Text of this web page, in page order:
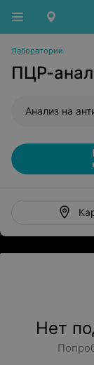
Лаборатории
ПЦР-
Анализ на
Нет